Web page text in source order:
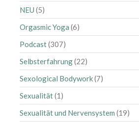
NEU (5)
Orgasmic Yoga (6)
Podcast(307)
Selbsterfahrung(22)
Sexological Bodywork(7)
Sexualität(1)
Sexualität und Nervensystem (19)